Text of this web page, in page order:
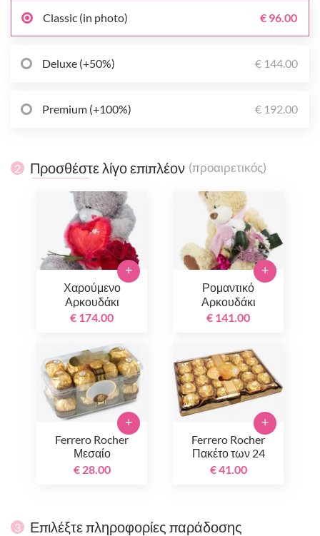
Classic (in photo) € 96.00
Deluxe (+50%) € 144.00
Premium (+100%) € 192.00
2 Προσθέστε λίγο επιπλέον (προαιρετικός)
Χαρούμενο
Αρκουδάκι
€ 174.00
+
Ρομαντικό
Αρκουδάκι
€ 141.00
+
Ferrero Rocher
Μεσαίο
€ 28.00
+
Ferrero Rocher
Πακέτο των 24
€ 41.00
+
3 Επιλέξτε πληροφορίες παράδοσης